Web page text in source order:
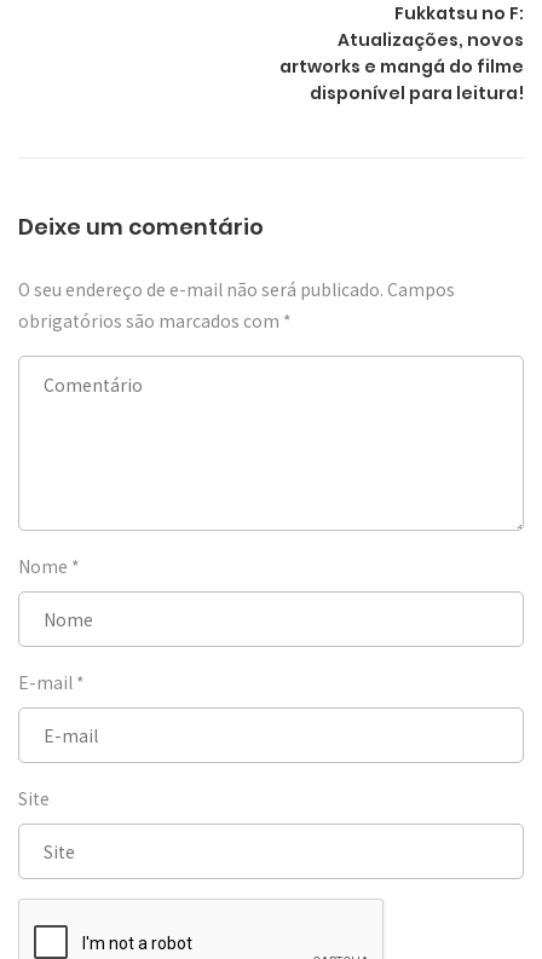
Fukkatsu no F:
Atualizações, novos
artworks e mangá do filme
disponível para leitura!
Deixe um comentário
O seu endereço de e-mail não será publicado. Campos
obrigatórios são marcados com *
Nome *
E-mail *
Site